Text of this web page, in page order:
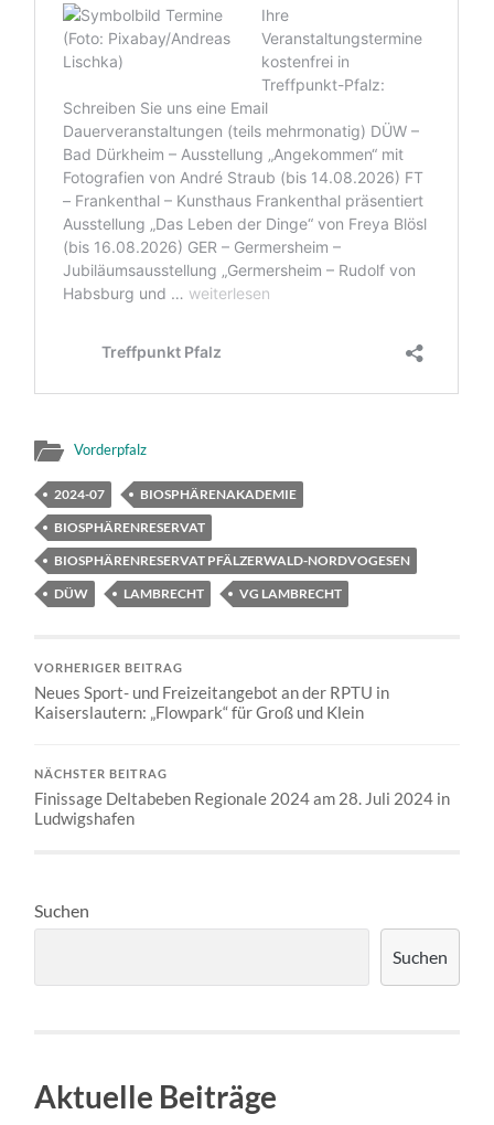
Vorderpfalz
2024-07
BIOSPHÄRENAKADEMIE
BIOSPHÄRENRESERVAT
BIOSPHÄRENRESERVAT PFÄLZERWALD-NORDVOGESEN
DÜW
LAMBRECHT VG LAMBRECHT
VORHERIGER BEITRAG
Neues Sport- und Freizeitangebot an der RPTU in
Kaiserslautern: „Flowpark“ für Groß und Klein
NÄCHSTER BEITRAG
Finissage Deltabeben Regionale 2024 am 28. Juli 2024 in
Ludwigshafen
Suchen
Suchen
Aktuelle Beiträge